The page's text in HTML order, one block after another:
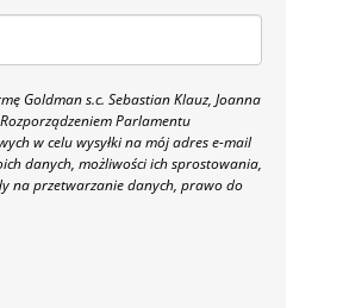
Goldman s.c. Sebastian Klauz, Joanna
Parlamentu
w celu wysyłki na mój adres e-mail
danych, możliwości ich sprostowania,
na przetwarzanie danych, prawo do